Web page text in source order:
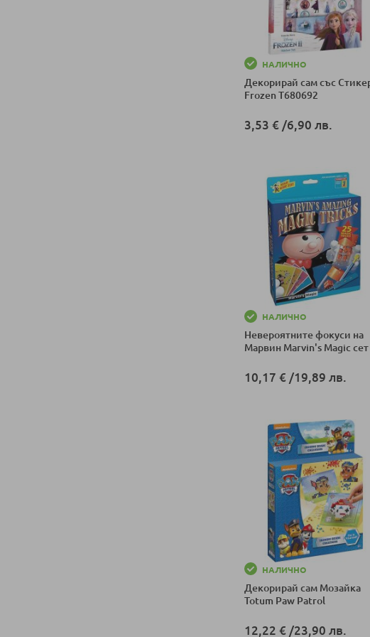
НАЛИЧНО
Декорирай сам със
Frozen T680692
3,53 € /6,90 лв.
НАЛИЧНО
Невероятните фокуси на
Марвин Marvin's Magic сет
10,17 € /19,89 лв.
НАЛИЧНО
Декорирай сам Мозайка
Totum Paw Patrol
12,22 € /23,90 лв.